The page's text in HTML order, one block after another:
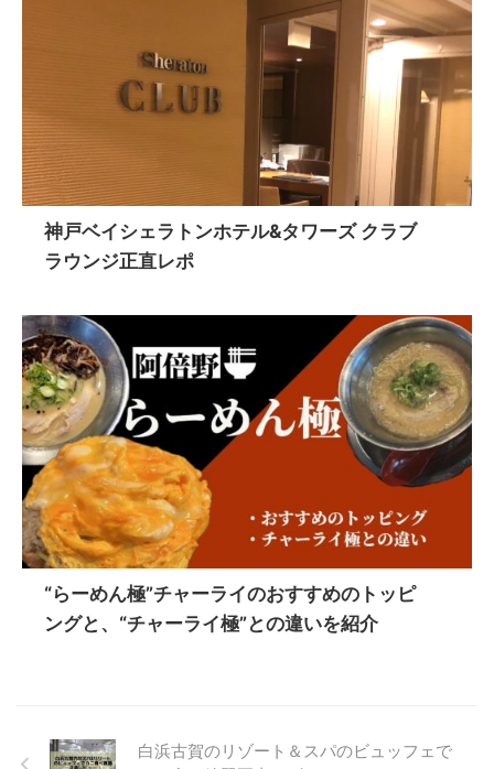
神戸ベイシェラトンホテル&タワーズ クラブ
ラウンジ正直レポ
“らーめん極”チャーライのおすすめのトッピ
ングと、“チャーライ極”との違いを紹介
白浜古賀のリゾート＆スパのビュッフェで